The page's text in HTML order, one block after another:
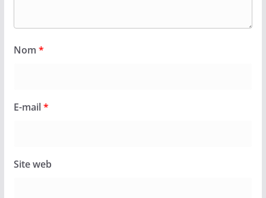
Nom *
E-mail*
Site web